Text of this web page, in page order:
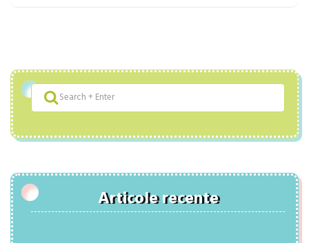
Articole recente